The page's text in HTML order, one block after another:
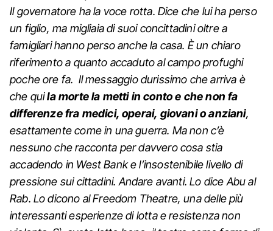
Il governatore ha la voce rotta. Dice che lui ha perso
un figlio, ma migliaia di suoi concittadini oltre a
famigliari hanno perso anche la casa. È un chiaro
riferimento a quanto accaduto al campo profughi
poche ore fa. Il messaggio durissimo che arriva è
che quila morte la metti in conto e che non fa
differenze fra medici, operai, giovani o anziani,
esattamente come in una guerra. Ma non c’è
nessuno che racconta per davvero cosa stia
accadendo in West Bank e l’insostenibile livello di
pressione sui cittadini. Andare avanti. Lo dice Abu al
Rab. Lo dicono al Freedom Theatre, una delle più
interessanti esperienze di lotta e resistenza non